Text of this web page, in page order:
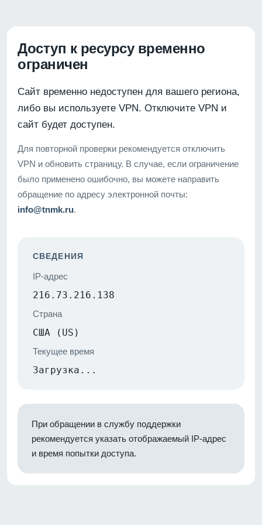
Доступ к ресурсу временно
ограничен
Сайт временно недоступен для вашего региона,
либо вы используете VPN. Отключите VPN и
сайт будет доступен.
Для повторной проверки рекомендуется отключить
VPN и обновить страницу. В случае, если ограничение
было применено ошибочно, вы можете направить
обращение по адресу электронной почты:
info@tnmk.ru.
СВЕДЕНИЯ
IP-адрес
216.73.216.138
Страна
США (US)
Текущее время
Загрузка...
При обращении в службу поддержки
рекомендуется указать отображаемый IP-адрес
и время попытки доступа.